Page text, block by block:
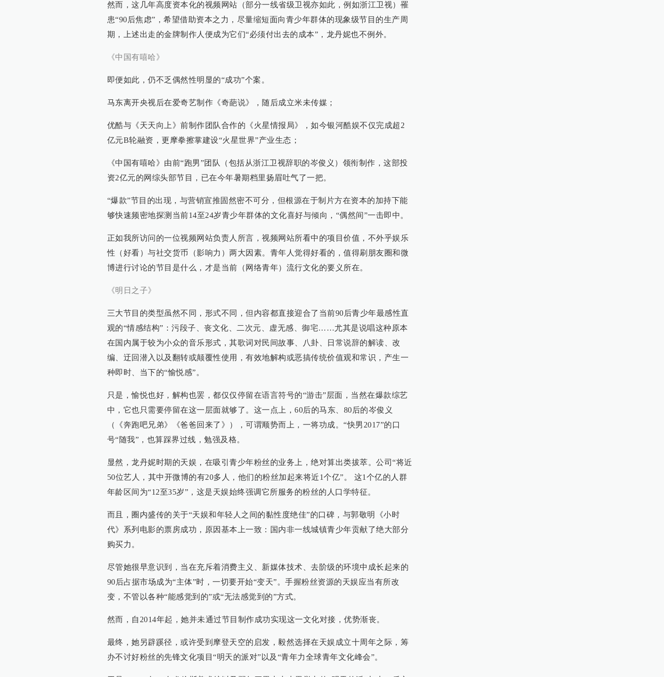
然而，这几年高度资本化的视频网站（部分一线省级卫视亦如此，例如浙江卫视）罹
患“90后焦虑”，希望借助资本之力，尽量缩短面向青少年群体的现象级节目的生产周
期，上述出走的金牌制作人便成为它们“必须付出去的成本”，龙丹妮也不例外。
《中国有嘻哈》
即便如此，仍不乏偶然性明显的“成功”个案。
马东离开央视后在爱奇艺制作《奇葩说》，随后成立米未传媒；
优酷与《天天向上》前制作团队合作的《火星情报局》，如今银河酷娱不仅完成超2
亿元B轮融资，更摩拳擦掌建设“火星世界”产业生态；
《中国有嘻哈》由前“跑男”团队（包括从浙江卫视辞职的岑俊义）领衔制作，这部投
资2亿元的网综头部节目，已在今年暑期档里扬眉吐气了一把。
“爆款”节目的出现，与营销宣推固然密不可分，但根源在于制片方在资本的加持下能
够快速频密地探测当前14至24岁青少年群体的文化喜好与倾向，“偶然间”一击即中。
正如我所访问的一位视频网站负责人所言，视频网站所看中的项目价值，不外乎娱乐
性（好看）与社交货币（影响力）两大因素。青年人觉得好看的，值得刷朋友圈和微
博进行讨论的节目是什么，才是当前（网络青年）流行文化的要义所在。
《明日之子》
三大节目的类型虽然不同，形式不同，但内容都直接迎合了当前90后青少年最感性直
观的“情感结构”：污段子、丧文化、二次元、虚无感、御宅……尤其是说唱这种原本
在国内属于较为小众的音乐形式，其歌词对民间故事、八卦、日常说辞的解读、改
编、迂回潜入以及翻转或颠覆性使用，有效地解构或恶搞传统价值观和常识，产生一
种即时、当下的“愉悦感”。
只是，愉悦也好，解构也罢，都仅仅停留在语言符号的“游击”层面，当然在爆款综艺
中，它也只需要停留在这一层面就够了。这一点上，60后的马东、80后的岑俊义
（《奔跑吧兄弟》《爸爸回来了》），可谓顺势而上，一将功成。“快男2017”的口
号“随我”，也算踩界过线，勉强及格。
显然，龙丹妮时期的天娱，在吸引青少年粉丝的业务上，绝对算出类拔萃。公司“将近
50位艺人，其中开微博的有20多人，他们的粉丝加起来将近1个亿”。 这1个亿的人群
年龄区间为“12至35岁”，这是天娱始终强调它所服务的粉丝的人口学特征。
而且，圈内盛传的关于“天娱和年轻人之间的黏性度绝佳”的口碑，与郭敬明《小时
代》系列电影的票房成功，原因基本上一致：国内非一线城镇青少年贡献了绝大部分
购买力。
尽管她很早意识到，当在充斥着消费主义、新媒体技术、去阶级的环境中成长起来的
90后占据市场成为“主体”时，一切要开始“变天”。手握粉丝资源的天娱应当有所改
变，不管以各种“能感觉到的”或“无法感觉到的”方式。
然而，自2014年起，她并未通过节目制作成功实现这一文化对接，优势渐丧。
最终，她另辟蹊径，或许受到摩登天空的启发，毅然选择在天娱成立十周年之际，筹
办不讨好粉丝的先锋文化项目“明天的派对”以及“青年力全球青年文化峰会”。